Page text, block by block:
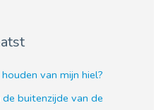
van mijn hiel?
buitenzijde van de